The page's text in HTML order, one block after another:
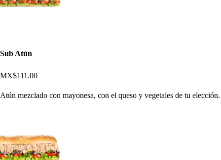
Sub Atún
MX$111.00
Atún mezclado con mayonesa, con el queso y vegetales de tu elección.